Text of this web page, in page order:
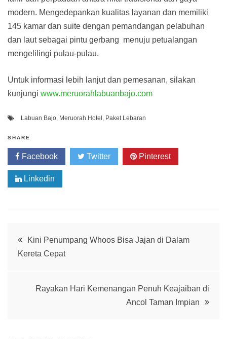
modern. Mengedepankan kualitas layanan dan memiliki
145 kamar dan suite dengan pemandangan pelabuhan
dan laut sebagai pintu gerbang menuju petualangan
mengelilingi pulau-pulau.
Untuk informasi lebih lanjut dan pemesanan, silakan
kunjungi www.meruorahlabuanbajo.com
Labuan Bajo Meruorah Hotel Paket Lebaran
SHARE
Facebook Twitter Pinterest
Linkedin
Post
navigation
Kini Penumpang Whoos Bisa Jajan di Dalam
Kereta Cepat
Rayakan Hari Kemenangan Penuh Keajaiban di
Ancol Taman Impian